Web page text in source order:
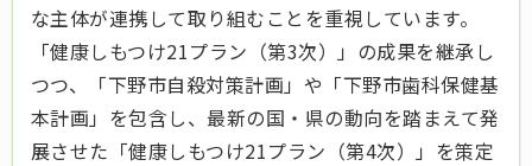
な主体が連携して取り組むことを重視しています。
「健康しもつけ21プラン（第3次）」の成果を継承し
つつ、「下野市自殺対策計画」や「下野市歯科保健基
本計画」を包含し、最新の国・県の動向を踏まえて発
展させた「健康しもつけ21プラン（第4次）」を策定